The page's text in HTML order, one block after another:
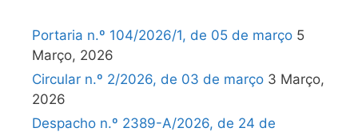
Portaria n.º 104/2026/1, de 05 de março 5
Março, 2026
Circular n.º 2/2026, de 03 de março 3 Março,
2026
Despacho n.º 2389-A/2026, de 24 de